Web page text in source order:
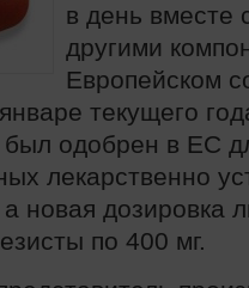
в день вместе
другими
Европейском
текущего
одобрен в ЕС
лекарственно
а новая дозировка
по 400 мг.